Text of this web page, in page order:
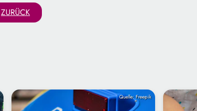
ZURÜCK
Quelle: Freepik